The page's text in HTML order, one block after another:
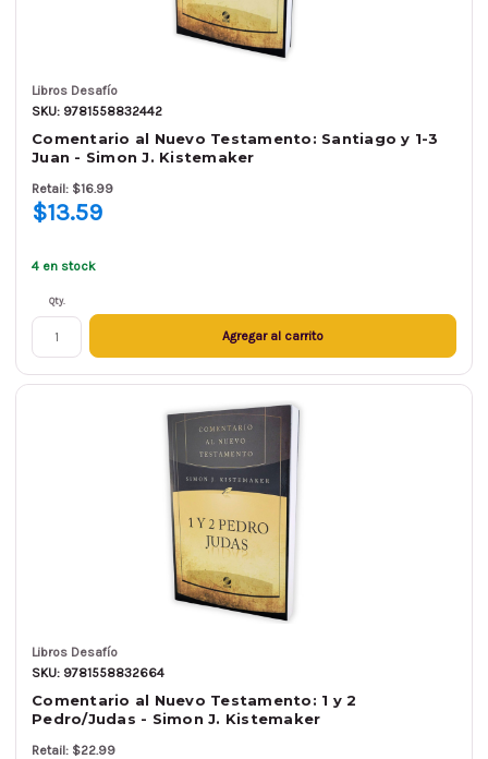
Libros Desafío
SKU: 9781558832442
Comentario al Nuevo Testamento: Santiago y 1-3
Juan - Simon J. Kistemaker
Retail: $16.99
$13.59
4 en stock
Qty.
Agregar al carrito
Libros Desafío
SKU: 9781558832664
Comentario al Nuevo Testamento: 1 y 2
Pedro/Judas - Simon J. Kistemaker
Retail: $22.99